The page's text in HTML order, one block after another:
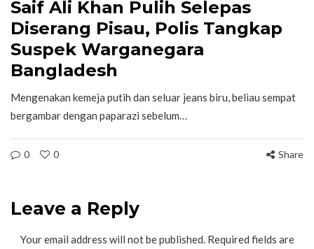
Saif Ali Khan Pulih Selepas
Diserang Pisau, Polis Tangkap
Suspek Warganegara
Bangladesh
Mengenakan kemeja putih dan seluar jeans biru, beliau sempat
bergambar dengan paparazi sebelum…
0 0 Share
Leave a Reply
Your email address will not be published. Required fields are